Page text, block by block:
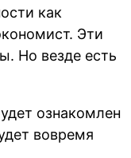
как
Эти
Но везде есть
ознакомлен
вовремя